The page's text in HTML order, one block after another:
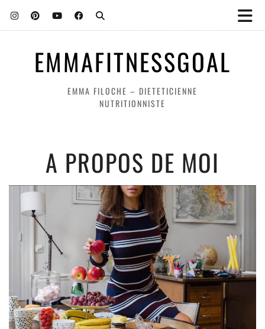
EMMAFITNESSGOAL
EMMA FILOCHE – DIETETICIENNE
NUTRITIONNISTE
A PROPOS DE MOI